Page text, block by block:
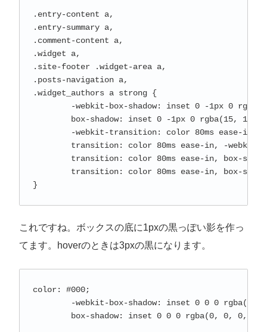
.entry-content a,
.entry-summary a,
.comment-content a,
.widget a,
.site-footer .widget-area a,
.posts-navigation a,
.widget_authors a strong {
}
これですね。ボックスの底に1pxの黒っぽい影を作っ
てます。hoverのときは3pxの黒になります。
color: #000;
box-shadow: inset 0 0 0 rgba(0, 0, 0,